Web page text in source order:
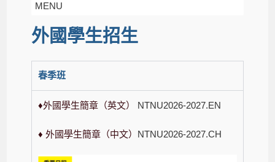
MENU
外國學生招生
春季班
♦外國學生簡章（英文） NTNU2026-2027.EN
♦ 外國學生簡章（中文） NTNU2026-2027.CH